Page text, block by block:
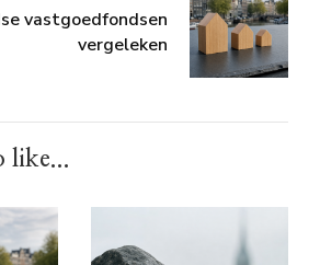
vastgoedfondsen
vergeleken
like...